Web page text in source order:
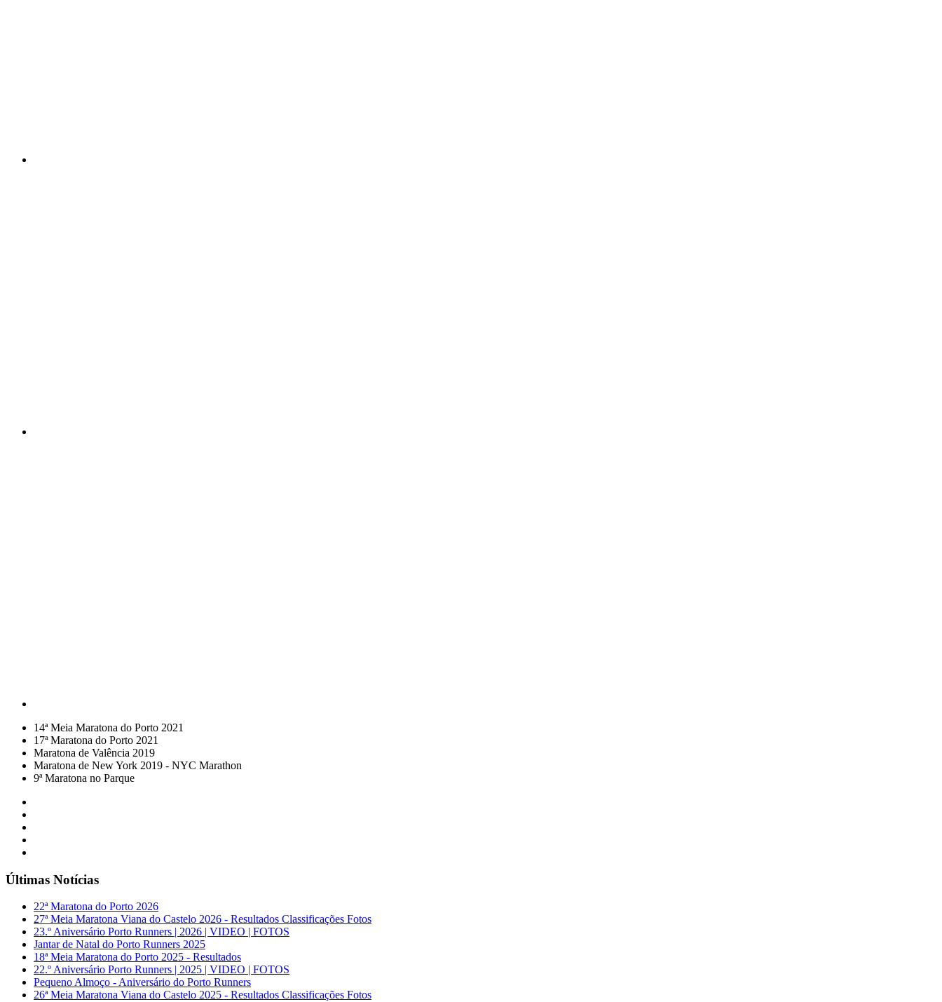
14ª Meia Maratona do Porto 2021
17ª Maratona do Porto 2021
Maratona de Valência 2019
Maratona de New York 2019 - NYC Marathon
9ª Maratona no Parque
Últimas Notícias
22ª Maratona do Porto 2026
27ª Meia Maratona Viana do Castelo 2026 - Resultados Classificações Fotos
23.º Aniversário Porto Runners | 2026 | VIDEO | FOTOS
Jantar de Natal do Porto Runners 2025
18ª Meia Maratona do Porto 2025 - Resultados
22.º Aniversário Porto Runners | 2025 | VIDEO | FOTOS
Pequeno Almoço - Aniversário do Porto Runners
26ª Meia Maratona Viana do Castelo 2025 - Resultados Classificações Fotos